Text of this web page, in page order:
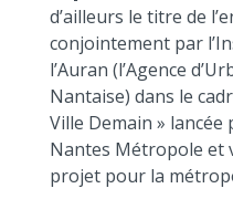
d’ailleurs le titre de
conjointement par
l’Auran (l’Agence
Nantaise) dans le
Ville Demain » lancée
Nantes Métropole et
projet pour la